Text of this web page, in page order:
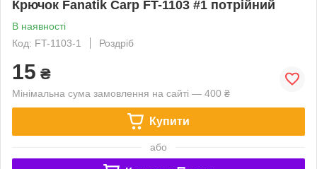
Крючок Fanatik Carp FT-1103 #1 потрійний
В наявності
Код: FT-1103-1
Роздріб
15 ₴
Мінімальна сума замовлення на сайті — 400 ₴
Купити
або